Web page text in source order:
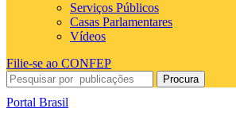
Serviços Públicos
Casas Parlamentares
Vídeos
Filie-se ao CONFEP
Procura
Portal Brasil